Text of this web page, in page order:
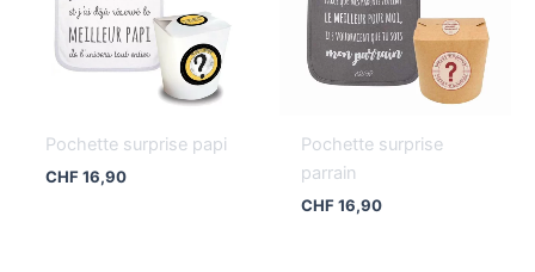
Pochette surprise papi
CHF16,90
Pochette surprise
parrain
CHF16,90